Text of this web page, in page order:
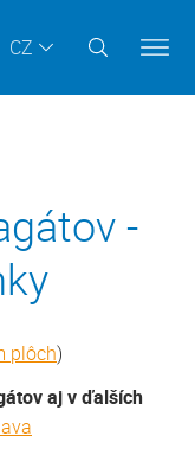
CZ
-
plôch)
aj v ďalších